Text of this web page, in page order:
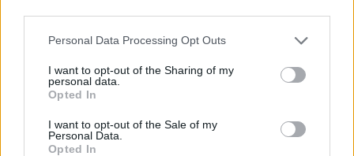
Personal Data Processing Opt Outs
I want to opt-out of the Sharing of my
personal data.
Opted In
I want to opt-out of the Sale of my
Personal Data.
Opted In
Sia che siate amanti della saga di Guerre
Stellari, sia che siate fan di Lego e dei vari
mondi ricreati a mattoncini,
farvi sfuggire
questa bellissima offerta!